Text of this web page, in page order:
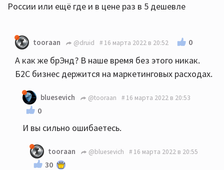
России или ещё где и в цене раз в 5 дешевле
tooraan @druid 16 марта 2022 в 20:52 0
А как же брЭнд? В наше время без этого никак.
Б2С бизнес держится на маркетинговых расходах.
bluesevich @tooraan 16 марта 2022 в 20:53
0
И вы сильно ошибаетесь.
tooraan @bluesevich 16 марта 2022 в 20:55
30